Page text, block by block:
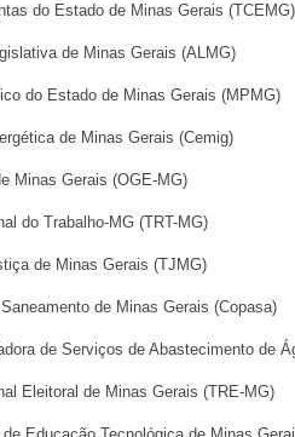
do Estado de Minas Gerais (TCEMG)
de Minas Gerais (ALMG)
do Estado de Minas Gerais (MPMG)
de Minas Gerais (Cemig)
Minas Gerais (OGE-MG)
do Trabalho-MG (TRT-MG)
de Minas Gerais (TJMG)
de Minas Gerais (Copasa)
de Serviços de Abastecimento de
Eleitoral de Minas Gerais (TRE-MG)